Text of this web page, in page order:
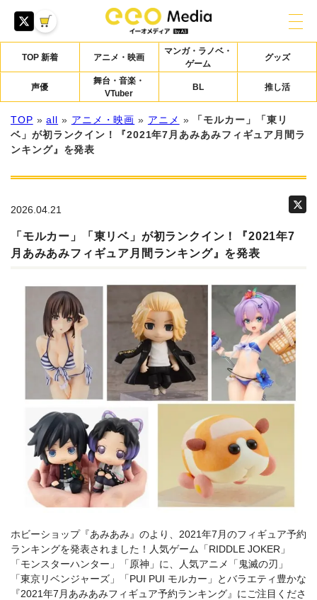
TOP 新着 アニメ・映画
マンガ・ラノベ・
ゲーム
グッズ
声優
舞台・音楽・
VTuber
BL 推し活
TOP »all » アニメ・映画 » アニメ »
「モルカー」「東リ
ベ」が初ランクイン！『2021年7月あみあみフィギュア月間ラ
ンキング』を発表
2026.04.21
「モルカー」「東リベ」が初ランクイン！『2021年7
月あみあみフィギュア月間ランキング』を発表
ホビーショップ『あみあみ』のより、2021年7月のフィギュア予約
ランキングを発表されました！人気ゲーム「RIDDLE JOKER」
「モンスターハンター」「原神」に、人気アニメ「鬼滅の刃」
「東京リベンジャーズ」「PUI PUI モルカー」とバラエティ豊かな
『2021年7月あみあみフィギュア予約ランキング』にご注目くださ